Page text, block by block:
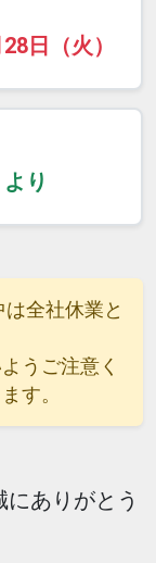
日（火）
り
全社休業と
うご注意く
す。
ありがとう